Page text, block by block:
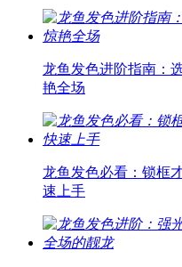
龙鱼发色进阶指南：
艳全场
龙鱼发色必看：锁框
速上手